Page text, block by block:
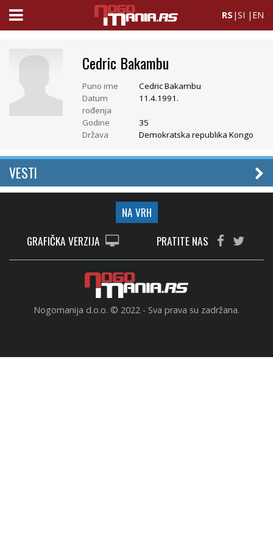
RS |SI | EN
Cedric Bakambu
Puno ime
Cedric Bakambu
Datum
rođenja
11.4.1991.
Godine
35
Država
Demokratska republika Kongo
VESTI
NA VRH
GRAFIČKA VERZIJA
PRATITE NAS
Nogomanija d.o.o. © 2022 - Sva prava su zadržana.